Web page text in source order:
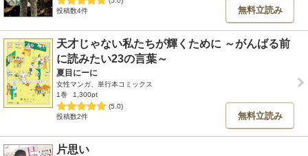
投稿数4件
無料立読み
天才じゃない私たちが輝くために ～がんばる前
に読みたい23の言葉～
夏目にーに
女性マンガ、単行本コミックス
1巻
1,300pt
(5.0)
投稿数2件
無料立読み
片思い